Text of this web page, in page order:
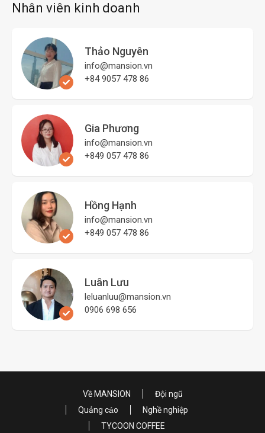
Nhân viên kinh doanh
Thảo Nguyên
info@mansion.vn
+84 9057 478 86
Gia Phương
info@mansion.vn
+849 057 478 86
Hồng Hạnh
info@mansion.vn
+849 057 478 86
Luân Lưu
leluanluu@mansion.vn
0906 698 656
Về MANSION
Đội ngũ
Quảng cáo
Nghề nghiệp
TYCOON COFFEE